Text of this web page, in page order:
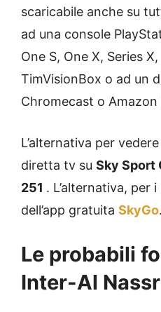
scaricabile anche su
ad una console
One S, One X, Series
TimVisionBox o ad un
Chromecast o Amazon
L’alternativa per vedere
diretta tv su Sky Sport
251 . L’alternativa, per
dell’app gratuita SkyGo.
Le probabili
Inter-Al Nassr